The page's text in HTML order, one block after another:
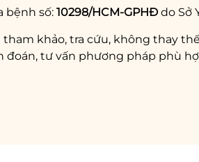
bệnh số: 10298/HCM-GPHĐdo Sở
khảo, tra cứu, không thay
tư vấn phương pháp phù